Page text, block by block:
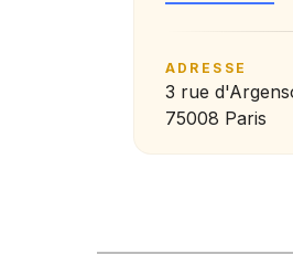
ADRESSE
3 rue
75008 Paris